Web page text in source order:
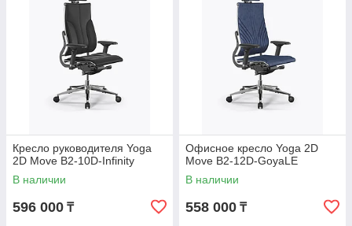
Кресло руководителя Yoga
2D Move B2-10D-Infinity
В наличии
596 000 ₸
Офисное кресло Yoga 2D
Move B2-12D-GoyaLE
В наличии
558 000 ₸